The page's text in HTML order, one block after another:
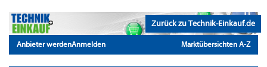
Zurück zu Technik-Einkauf.de
Anbieter werdenAnmelden Marktübersichten A-Z